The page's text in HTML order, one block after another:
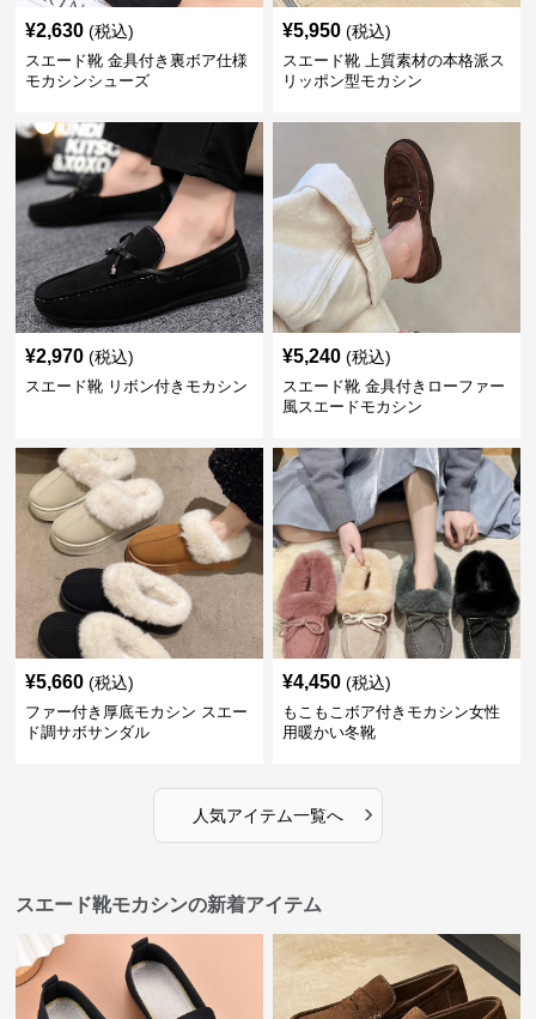
¥2,630 (税込)
スエード靴 金具付き裏ボア仕様
モカシンシューズ
¥5,950 (税込)
スエード靴 上質素材の本格派ス
リッポン型モカシン
¥2,970 (税込)
スエード靴 リボン付きモカシン
¥5,240 (税込)
スエード靴 金具付きローファー
風スエードモカシン
¥5,660 (税込)
ファー付き厚底モカシン スエー
ド調サボサンダル
¥4,450 (税込)
もこもこボア付きモカシン女性
用暖かい冬靴
人気アイテム一覧へ ›
スエード靴モカシンの新着アイテム